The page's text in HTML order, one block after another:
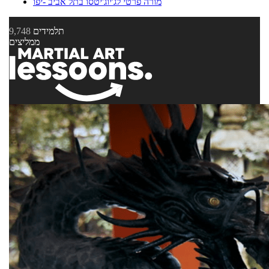
9,748 תלמידים
ממליצים